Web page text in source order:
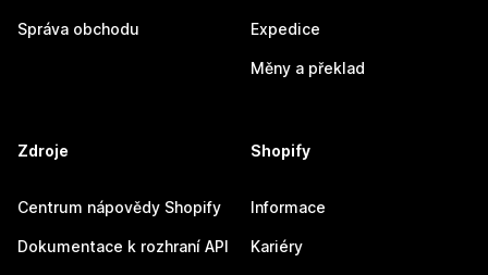
Správa obchodu Expedice
Měny a překlad
Zdroje
Centrum nápovědy Shopify
Dokumentace k rozhraní API
Shopify
Informace
Kariéry